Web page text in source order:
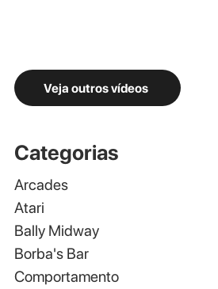
Veja outros vídeos
Categorias
Arcades
Atari
Bally Midway
Borba's Bar
Comportamento